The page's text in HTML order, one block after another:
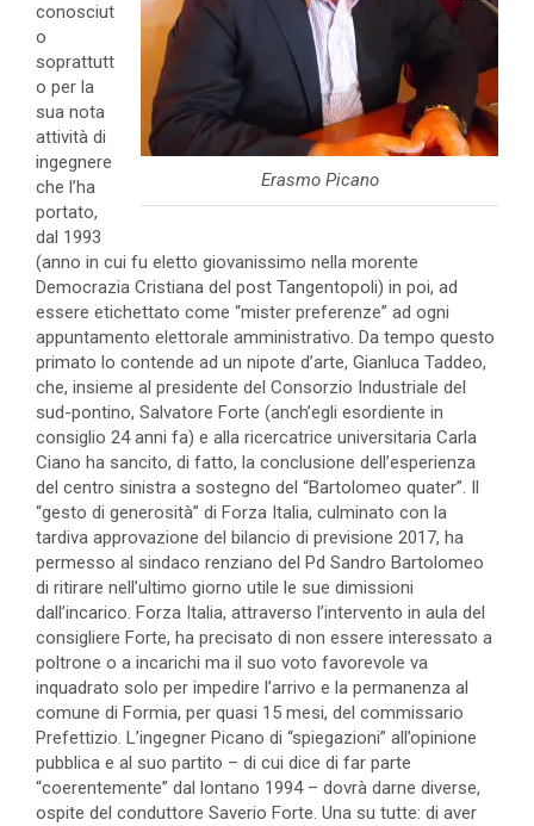
Erasmo Picano
conosciut
o
soprattutt
o per la
sua nota
attività di
ingegnere
che l’ha
portato,
dal 1993
(anno in cui fu eletto giovanissimo nella morente
Democrazia Cristiana del post Tangentopoli) in poi, ad
essere etichettato come “mister preferenze” ad ogni
appuntamento elettorale amministrativo. Da tempo questo
primato lo contende ad un nipote d’arte, Gianluca Taddeo,
che, insieme al presidente del Consorzio Industriale del
sud-pontino, Salvatore Forte (anch’egli esordiente in
consiglio 24 anni fa) e alla ricercatrice universitaria Carla
Ciano ha sancito, di fatto, la conclusione dell’esperienza
del centro sinistra a sostegno del “Bartolomeo quater”. Il
“gesto di generosità” di Forza Italia, culminato con la
tardiva approvazione del bilancio di previsione 2017, ha
permesso al sindaco renziano del Pd Sandro Bartolomeo
di ritirare nell’ultimo giorno utile le sue dimissioni
dall’incarico. Forza Italia, attraverso l’intervento in aula del
consigliere Forte, ha precisato di non essere interessato a
poltrone o a incarichi ma il suo voto favorevole va
inquadrato solo per impedire l’arrivo e la permanenza al
comune di Formia, per quasi 15 mesi, del commissario
Prefettizio. L’ingegner Picano di “spiegazioni” all’opinione
pubblica e al suo partito – di cui dice di far parte
“coerentemente” dal lontano 1994 – dovrà darne diverse,
ospite del conduttore Saverio Forte. Una su tutte: di aver